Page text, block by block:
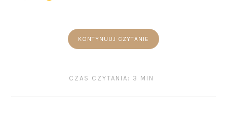
KONTYNUUJ CZYTANIE
CZAS CZYTANIA: 3 MIN